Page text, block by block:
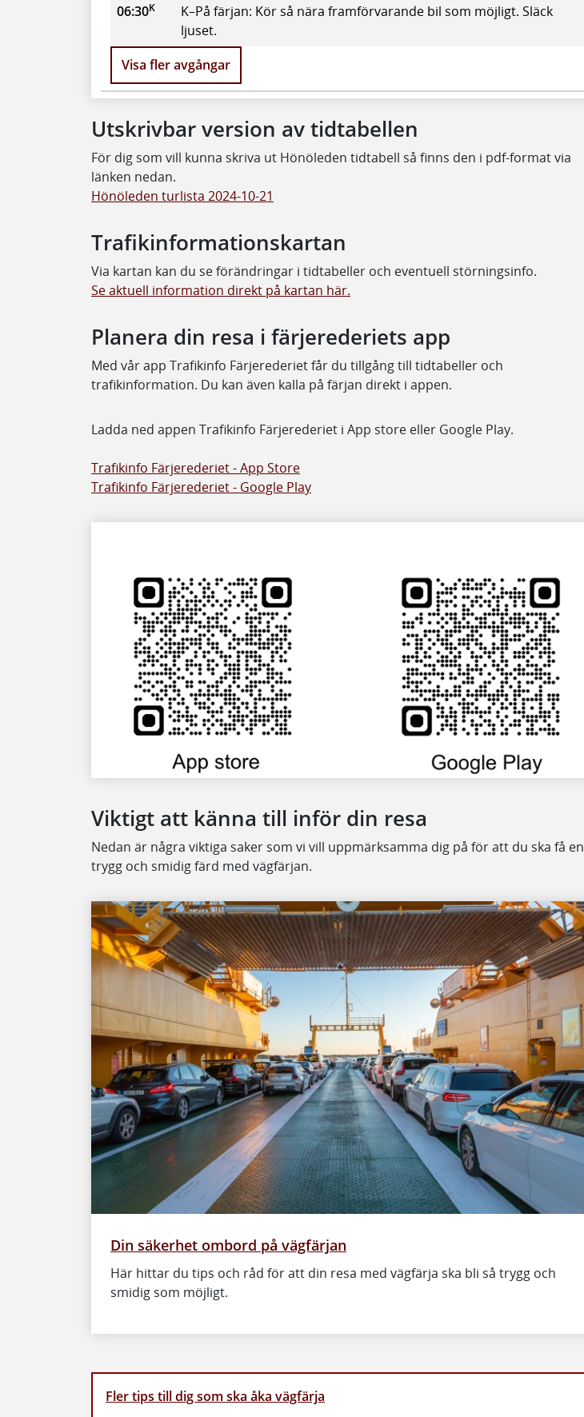
06:30K
K–På färjan: Kör så nära framförvarande bil som möjligt. Släck
ljuset.
Visa fler avgångar
Utskrivbar version av tidtabellen
För dig som vill kunna skriva ut Hönöleden tidtabell så finns den i pdf-format via
länken nedan.
Hönöleden turlista 2024-10-21
Trafikinformationskartan
Via kartan kan du se förändringar i tidtabeller och eventuell störningsinfo.
Se aktuell information direkt på kartan här.
Planera din resa i färjerederiets app
Med vår app Trafikinfo Färjerederiet får du tillgång till tidtabeller och
trafikinformation. Du kan även kalla på färjan direkt i appen.
Ladda ned appen Trafikinfo Färjerederiet i App store eller Google Play.
Trafikinfo Färjerederiet - App Store
Trafikinfo Färjerederiet - Google Play
Viktigt att känna till inför din resa
Nedan är några viktiga saker som vi vill uppmärksamma dig på för att du ska få en
trygg och smidig färd med vägfärjan.
Din säkerhet ombord på vägfärjan
Här hittar du tips och råd för att din resa med vägfärja ska bli så trygg och
smidig som möjligt.
Fler tips till dig som ska åka vägfärja